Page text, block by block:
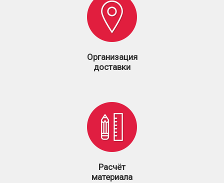
Организация
доставки
Расчёт
материала